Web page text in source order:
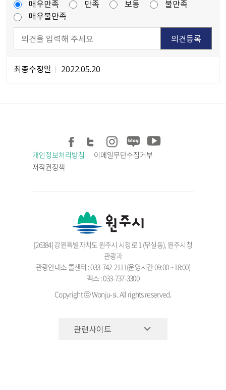
매우만족
만족 보통
불만족
매우불만족
최종수정일 2022.05.20
개인정보처리방침
이메일무단수집거부
저작권정책
[26384] 강원특별자치도 원주시 시청로 1 (무실동), 원주시청
관광과
관광안내소 콜센터 : 033-742-2111(운영시간 09:00 ~ 18:00)
팩스 : 033-737-3300
Copyright ⓒ Wonju-si. All rights reserved.
관련사이트